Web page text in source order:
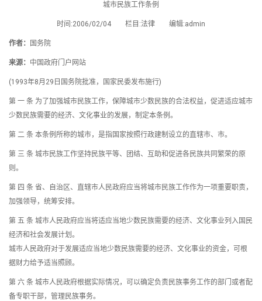
城市民族工作条例
时间:2006/02/04 栏目:法律 编辑:admin
作者： 国务院
来源： 中国政府门户网站
(1993年8月29日国务院批准，国家民委发布施行)
第 一 条 为了加强城市民族工作，保障城市少数民族的合法权益，促进适应城市
少数民族需要的经济、文化事业的发展，制定本条例。
第 二 条 本条例所称的城市，是指国家按照行政建制设立的直辖市、市。
第 三 条 城市民族工作坚持民族平等、团结、互助和促进各民族共同繁荣的原
则。
第 四 条 省、自治区、直辖市人民政府应当将城市民族工作作为一项重要职责，
加强领导，统筹安排。
第 五 条 城市人民政府应当将适应当地少数民族需要的经济、文化事业列入国民
经济和社会发展计划。
城市人民政府对于发展适应当地少数民族需要的经济、文化事业的资金，可根
据财力给予适当照顾。
第 六 条 城市人民政府根据实际情况，可以确定负责民族事务工作的部门或者配
备专职干部，管理民族事务。